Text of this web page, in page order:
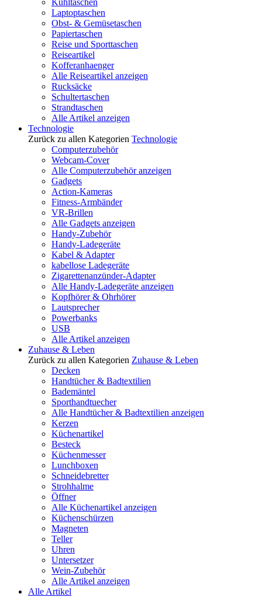
Kühltaschen
Laptoptaschen
Obst- & Gemüsetaschen
Papiertaschen
Reise und Sporttaschen
Reiseartikel
Kofferanhaenger
Alle Reiseartikel anzeigen
Rucksäcke
Schultertaschen
Strandtaschen
Alle Artikel anzeigen
Technologie
Zurück zu allen Kategorien Technologie
Computerzubehör
Webcam-Cover
Alle Computerzubehör anzeigen
Gadgets
Action-Kameras
Fitness-Armbänder
VR-Brillen
Alle Gadgets anzeigen
Handy-Zubehör
Handy-Ladegeräte
Kabel & Adapter
kabellose Ladegeräte
Zigarettenanzünder-Adapter
Alle Handy-Ladegeräte anzeigen
Kopfhörer & Ohrhörer
Lautsprecher
Powerbanks
USB
Alle Artikel anzeigen
Zuhause & Leben
Zurück zu allen Kategorien Zuhause & Leben
Decken
Handtücher & Badtextilien
Bademäntel
Sporthandtuecher
Alle Handtücher & Badtextilien anzeigen
Kerzen
Küchenartikel
Besteck
Küchenmesser
Lunchboxen
Schneidebretter
Strohhalme
Öffner
Alle Küchenartikel anzeigen
Küchenschürzen
Magneten
Teller
Uhren
Untersetzer
Wein-Zubehör
Alle Artikel anzeigen
Alle Artikel